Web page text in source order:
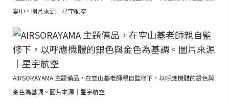
宴中。圖片來源｜星宇航空
AIRSORAYAMA 主題備品，在空山基老師親自監修下，以呼應機體的銀色與
金色為基調。圖片來源｜星宇航空